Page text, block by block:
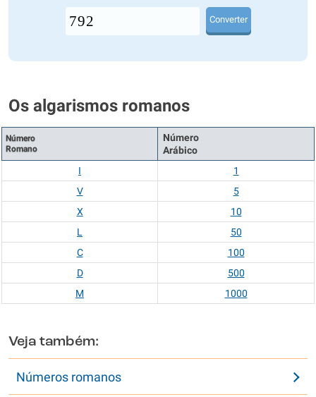
Converter
Os algarismos romanos
Número
Romano
Número
Arábico
I
1
V
5
X
10
L
50
C
100
D
500
M
1000
Veja também:
Números romanos